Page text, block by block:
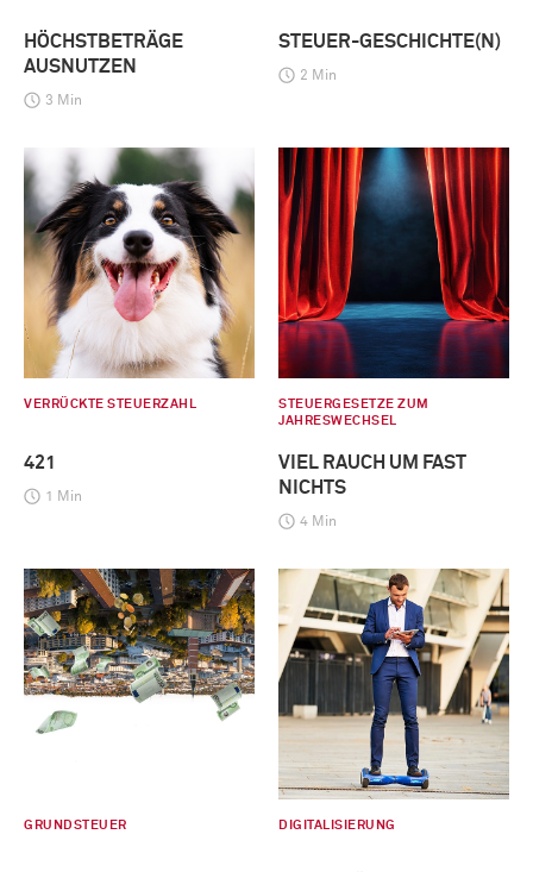
HÖCHSTBETRÄGE
AUSNUTZEN
3 Min
STEUER-GESCHICHTE(N)
2 Min
VERRÜCKTE STEUERZAHL
421
1 Min
STEUERGESETZE ZUM
JAHRESWECHSEL
VIEL RAUCH UM FAST
NICHTS
4 Min
GRUNDSTEUER DIGITALISIERUNG